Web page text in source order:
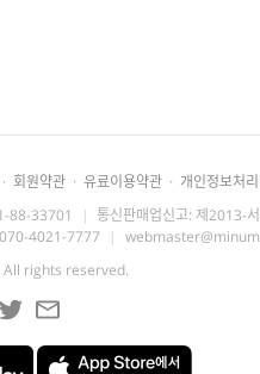
· 회원약관 · 유료이용약관 · 개인정보처
88-33701 | 통신판매업신고: 제2013-
4021-7777 |
All rights reserved.